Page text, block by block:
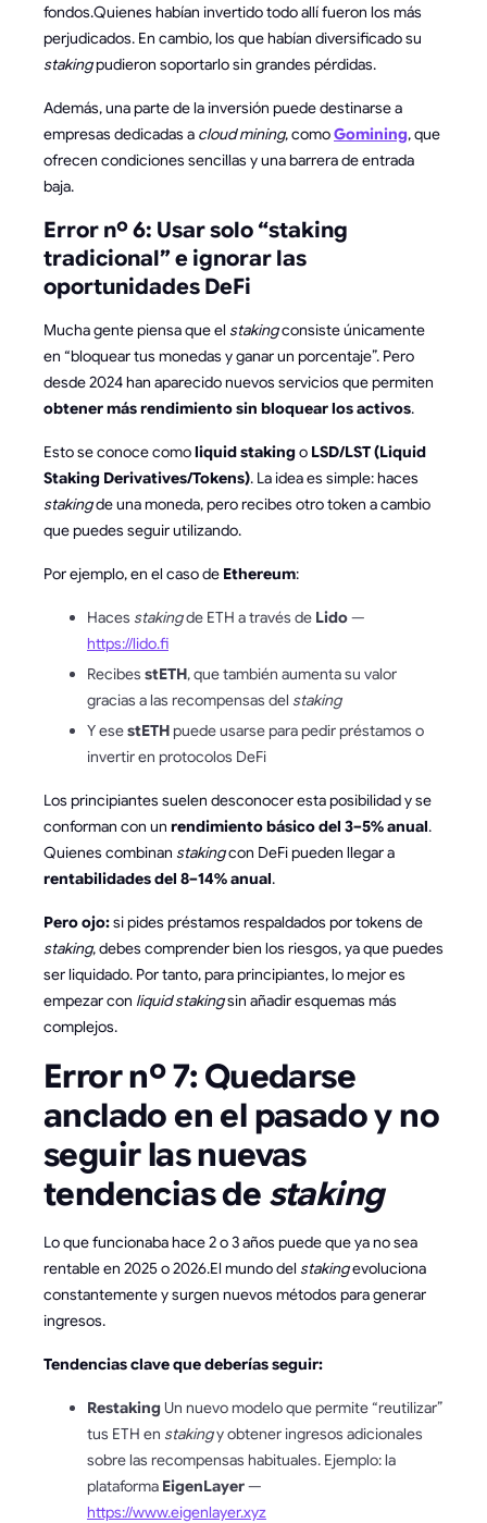
fondos.Quienes habían invertido todo allí fueron los más
perjudicados. En cambio, los que habían diversificado su
stakingpudieron soportarlo sin grandes pérdidas.
Además, una parte de la inversión puede destinarse a
empresas dedicadas a cloud mining, comoGomining, que
ofrecen condiciones sencillas y una barrera de entrada
baja.
Error nº 6: Usar solo “staking
tradicional” e ignorar las
oportunidades DeFi
Mucha gente piensa que el stakingconsiste únicamente
en “bloquear tus monedas y ganar un porcentaje”. Pero
desde 2024 han aparecido nuevos servicios que permiten
obtener más rendimiento sin bloquear los activos.
Esto se conoce comoliquid stakingo LSD/LST (Liquid
Staking Derivatives/Tokens). La idea es simple: haces
stakingde una moneda, pero recibes otro token a cambio
que puedes seguir utilizando.
Por ejemplo, en el caso de Ethereum:
Haces stakingde ETH a través de Lido—
https://lido.fi
Recibes stETH, que también aumenta su valor
gracias a las recompensas del staking
Y esestETHpuede usarse para pedir préstamos o
invertir en protocolos DeFi
Los principiantes suelen desconocer esta posibilidad y se
conforman con un rendimiento básico del 3–5% anual.
Quienes combinan stakingcon DeFi pueden llegar a
rentabilidades del 8–14% anual.
Pero ojo:si pides préstamos respaldados por tokens de
staking, debes comprender bien los riesgos, ya que puedes
ser liquidado. Por tanto, para principiantes, lo mejor es
empezar con liquid stakingsin añadir esquemas más
complejos.
Error nº 7: Quedarse
anclado en el pasado y no
seguir las nuevas
tendencias de staking
Lo que funcionaba hace 2 o 3 años puede que ya no sea
rentable en 2025 o 2026.El mundo del stakingevoluciona
constantemente y surgen nuevos métodos para generar
ingresos.
Tendencias clave que deberías seguir:
RestakingUn nuevo modelo que permite “reutilizar”
tus ETH en stakingy obtener ingresos adicionales
sobre las recompensas habituales. Ejemplo: la
plataforma EigenLayer—
https://www.eigenlayer.xyz